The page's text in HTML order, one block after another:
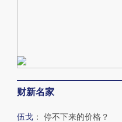
财新名家
伍戈 ： 停不下来的价格？